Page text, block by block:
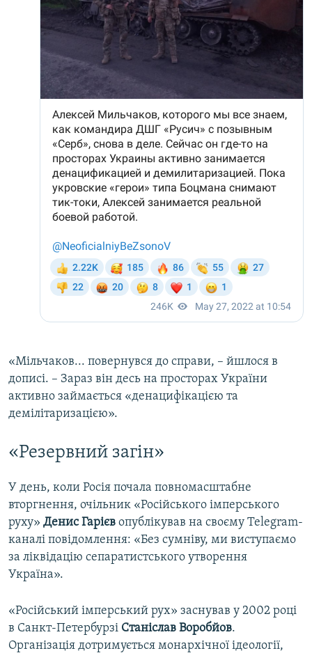
«Мільчаков... повернувся до справи, – йшлося в
дописі. – Зараз він десь на просторах України
активно займається «денацифікацією та
демілітаризацією».
«Резервний загін»
У день, коли Росія почала повномасштабне
вторгнення, очільник «Російського імперського
руху» Денис Гарієв опублікував на своєму Telegram-
каналі повідомлення: «Без сумніву, ми виступаємо
за ліквідацію сепаратистського утворення
Україна».
«Російський імперський рух» заснував у 2002 році
в Санкт-Петербурзі Станіслав Воробйов.
Організація дотримується монархічної ідеології,